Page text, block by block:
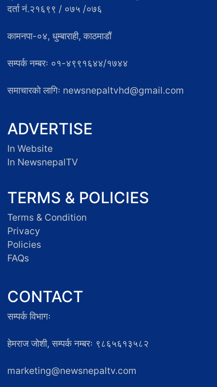
दर्ता नं.२१६९९ / ०७५ /०७६
कामनपा-०४, धुम्बाराही, काठमाडौं
सम्पर्क नम्बरः ०१-४९९१६४४/१७४४
समाचारकाे लागिः newsnepaltvhd@gmail.com
ADVERTISE
In Website
In NewsnepalTV
TERMS & POLICIES
Terms & Condition
Privacy
Policies
FAQs
CONTACT
सम्पर्क विभागः
हेमराज जोशी, सम्पर्क नम्बरः ९८६५६१३५८२
marketing@newsnepaltv.com